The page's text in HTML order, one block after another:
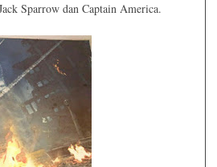
Sparrow dan Captain America.